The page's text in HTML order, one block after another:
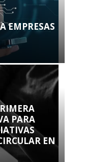
EMPRESAS
PARA
EN